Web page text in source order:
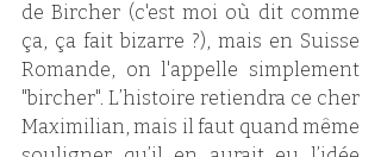
de Bircher (c'est moi où dit comme
ça, ça fait bizarre ?), mais en Suisse
Romande, on l'appelle simplement
"bircher". L’histoire retiendra ce cher
Maximilian, mais il faut quand même